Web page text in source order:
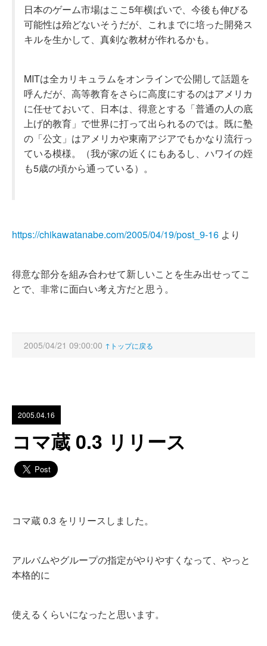
日本のゲーム市場はここ5年横ばいで、今後も伸びる
可能性は殆どないそうだが、これまでに培った開発ス
キルを生かして、真剣な教材が作れるかも。
MITは全カリキュラムをオンラインで公開して話題を
呼んだが、高等教育をさらに高度にするのはアメリカ
に任せておいて、日本は、得意とする「普通の人の底
上げ的教育」で世界に打って出られるのでは。既に塾
の「公文」はアメリカや東南アジアでもかなり流行っ
ている模様。（我が家の近くにもあるし、ハワイの姪
も5歳の頃から通っている）。
https://chikawatanabe.com/2005/04/19/post_9-16 より
得意な部分を組み合わせて新しいことを生み出せってこ
とで、非常に面白い考え方だと思う。
2005/04/21 09:00:00 ↑トップに戻る
2005.04.16
コマ蔵 0.3 リリース
コマ蔵 0.3 をリリースしました。
アルバムやグループの指定がやりやすくなって、やっと
本格的に
使えるくらいになったと思います。